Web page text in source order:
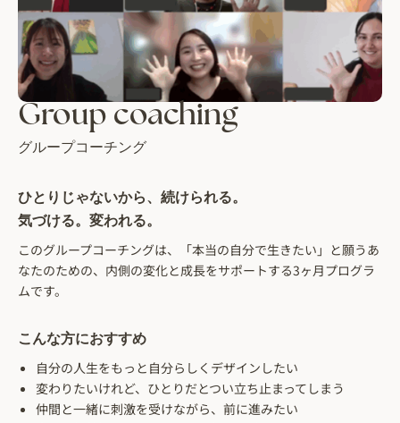
Group coaching
グループコーチング
ひとりじゃないから、続けられる。
気づける。変われる。
このグループコーチングは、「本当の自分で生きたい」と願うあ
なたのための、内側の変化と成長をサポートする3ヶ月プログラ
ムです。
こんな方におすすめ
自分の人生をもっと自分らしくデザインしたい
変わりたいけれど、ひとりだとつい立ち止まってしまう
仲間と一緒に刺激を受けながら、前に進みたい